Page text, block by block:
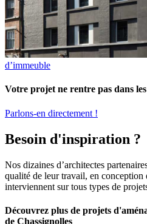
d’immeuble
Votre projet ne rentre pas dans les
Parlons-en directement !
Besoin d'inspiration ?
Nos dizaines d’architectes
qualité de leur travail, en
interviennent sur tous types de
Découvrez plus de projets
de Chassignolles